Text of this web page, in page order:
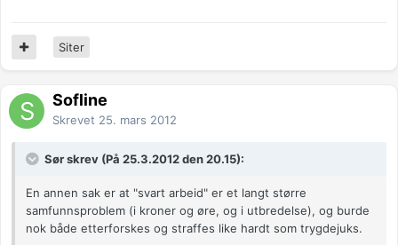
Siter
Sofline
Skrevet 25. mars 2012
Sør skrev (På 25.3.2012 den 20.15):
En annen sak er at "svart arbeid" er et langt større
samfunnsproblem (i kroner og øre, og i utbredelse), og burde
nok både etterforskes og straffes like hardt som trygdejuks.